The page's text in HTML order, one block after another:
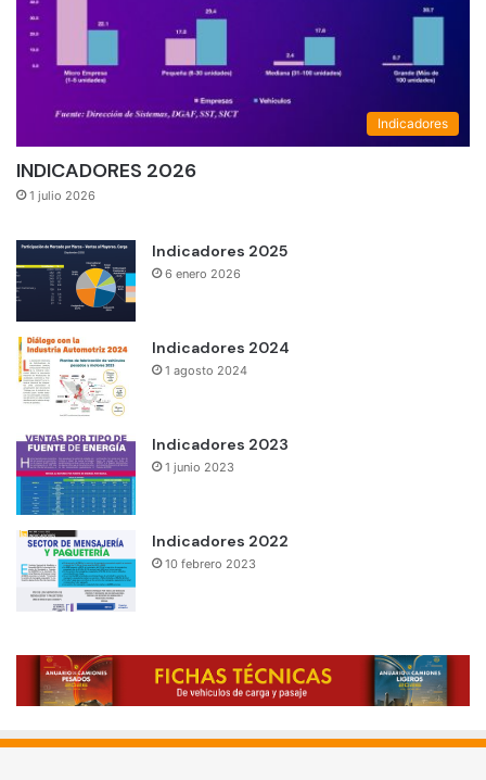
Indicadores
INDICADORES 2026
1 julio 2026
Indicadores 2025
6 enero 2026
Indicadores 2024
1 agosto 2024
Indicadores 2023
1 junio 2023
Indicadores 2022
10 febrero 2023